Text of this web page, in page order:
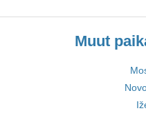
Muut